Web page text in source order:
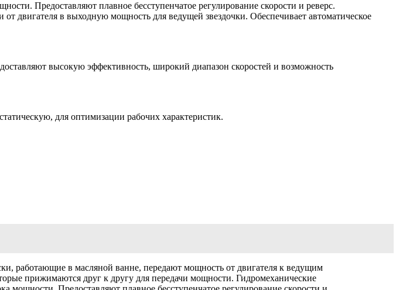
Предоставляют плавное бесступенчатое регулирование скорости и реверс.
двигателя в выходную мощность для ведущей звездочки. Обеспечивает автоматическое
высокую эффективность, широкий диапазон скоростей и возможность
для оптимизации рабочих характеристик.
в масляной ванне, передают мощность от двигателя к ведущим
прижимаются друг к другу для передачи мощности. Гидромеханические